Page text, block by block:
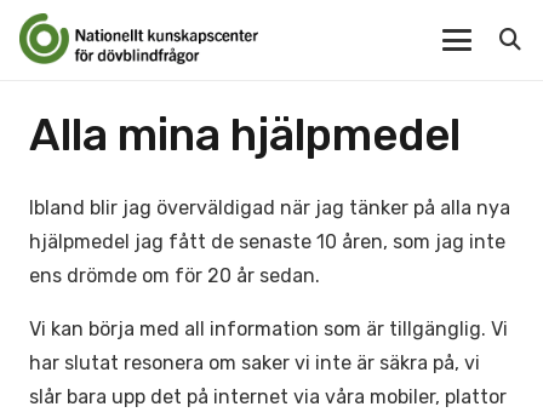
Alla mina hjälpmedel
Ibland blir jag överväldigad när jag tänker på alla nya
hjälpmedel jag fått de senaste 10 åren, som jag inte
ens drömde om för 20 år sedan.
Vi kan börja med all information som är tillgänglig. Vi
har slutat resonera om saker vi inte är säkra på, vi
slår bara upp det på internet via våra mobiler, plattor